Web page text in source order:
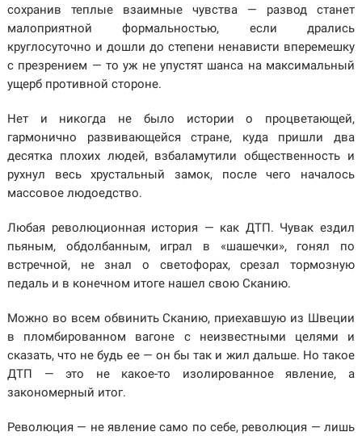
сохранив теплые взаимные чувства — развод станет
малоприятной формальностью, если дрались
круглосуточно и дошли до степени ненависти вперемешку
с презрением — то уж не упустят шанса на максимальный
ущерб противной стороне.
Нет и никогда не было истории о процветающей,
гармонично развивающейся стране, куда пришли два
десятка плохих людей, взбаламутили общественность и
рухнул весь хрустальный замок, после чего началось
массовое людоедство.
Любая революционная история — как ДТП. Чувак ездил
пьяным, обдолбанным, играл в «шашечки», гонял по
встречной, не знал о светофорах, срезал тормозную
педаль и в конечном итоге нашел свою Сканию.
Можно во всем обвинить Сканию, приехавшую из Швеции
в пломбированном вагоне с неизвестными целями и
сказать, что не будь ее — он бы так и жил дальше. Но такое
ДТП — это не какое-то изолированное явление, а
закономерный итог.
Революция — не явление само по себе, революция — лишь